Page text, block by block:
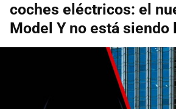
coches eléctricos: el
Model Y no está siendo